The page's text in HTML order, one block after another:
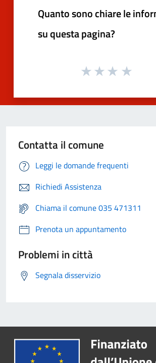
Quanto sono chiare le
su questa pagina?
Contatta il comune
Leggi le domande frequenti
Richiedi Assistenza
Chiama il comune 035 471311
Prenota un appuntamento
Problemi in città
Segnala disservizio